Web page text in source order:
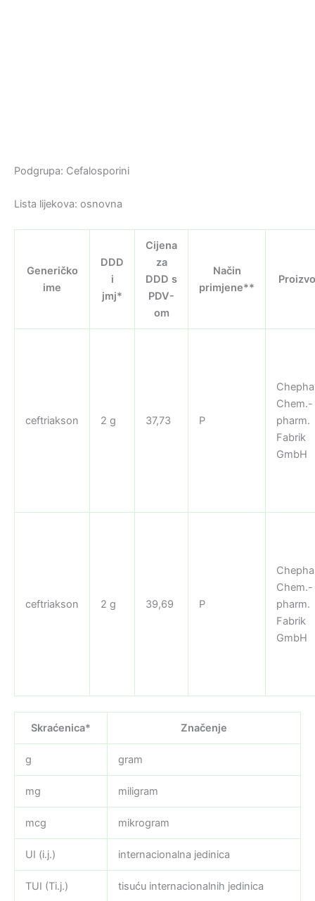
Podgrupa: Cefalosporini
Lista lijekova: osnovna
Generičko
ime
DDD
i
jmj*
Cijena
za
DDD s
PDV-
om
Način
primjene**
ceftriakson 2 g 37,73 P
Chem.-
pharm.
Fabrik
GmbH
ceftriakson 2 g 39,69 P
Chem.-
pharm.
Fabrik
GmbH
Skraćenica* Značenje
g gram
mg miligram
mcg mikrogram
UI (i.j.) internacionalna jedinica
TUI (Ti.j.) tisuću internacionalnih jedinica